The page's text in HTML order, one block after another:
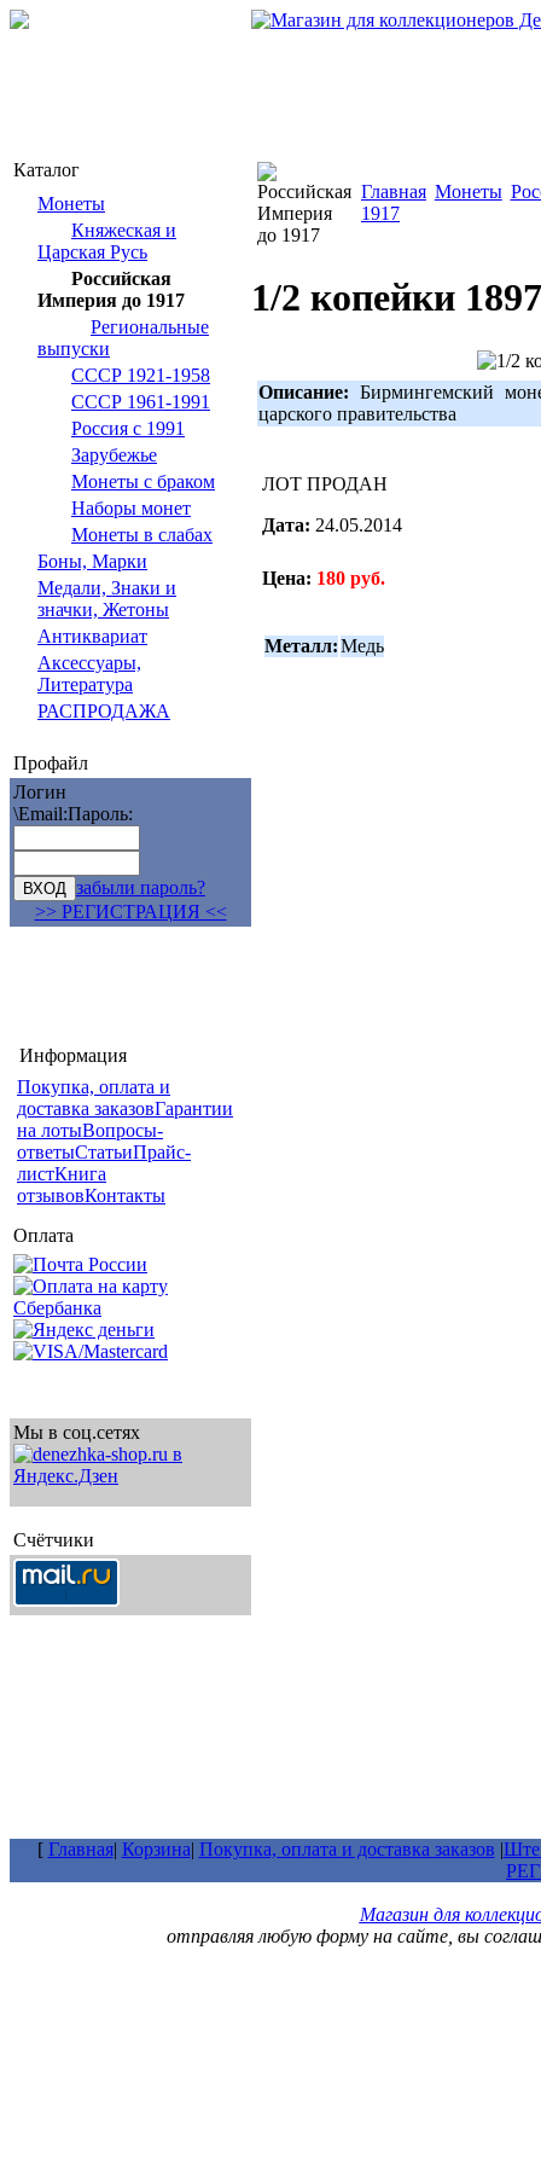
Каталог
Монеты
Княжеская и
Царская Русь
Российская
Империя до 1917
Региональные
выпуски
СССР 1921-1958
СССР 1961-1991
Россия с 1991
Зарубежье
Монеты с браком
Наборы монет
Монеты в слабах
Боны, Марки
Медали, Знаки и
значки, Жетоны
Антиквариат
Аксессуары,
Литература
РАСПРОДАЖА
Профайл
Логин
\Email:Пароль:
забыли пароль?
>> РЕГИСТРАЦИЯ <<
Информация
Покупка, оплата и
доставка заказовГарантии
на лотыВопросы-
ответыСтатьиПрайс-
листКнига
отзывовКонтакты
Оплата
Мы в соц.сетях
Счётчики
Главная Монеты
1917
1/2 копейки
Описание: Бирмингемский
царского правительства
ЛОТ ПРОДАН
Дата: 24.05.2014
Цена: 180 руб.
Металл:Медь
[ Главная| Корзина| Покупка, оплата и доставка заказов |
Магазин для
отправляя любую форму на сайте, вы